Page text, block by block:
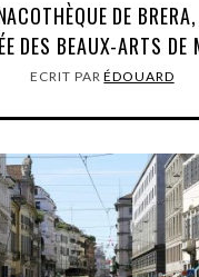
DE
DES BEAUX-ARTS DE
ECRIT PARÉDOUARD